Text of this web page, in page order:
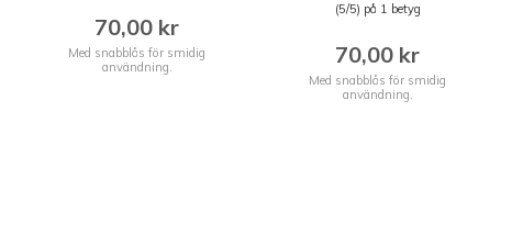
70,00 kr
Med snabblås för smidig
användning.
(5/5) på 1 betyg
70,00 kr
Med snabblås för smidig
användning.